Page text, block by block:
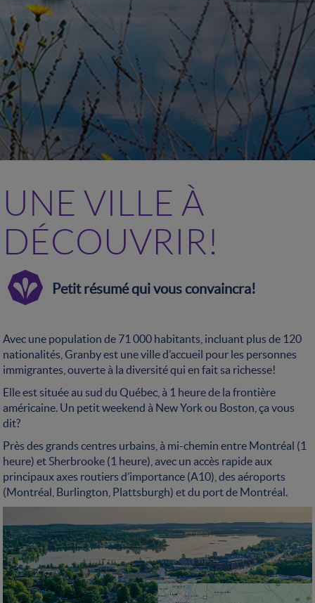
UNE VILLE À
DÉCOUVRIR!
Petit résumé qui vous convaincra!
Avec une population de 71 000 habitants, incluant plus de 120
nationalités, Granby est une ville d’accueil pour les personnes
immigrantes, ouverte à la diversité qui en fait sa richesse!
Elle est située au sud du Québec, à 1 heure de la frontière
américaine. Un petit weekend à New York ou Boston, ça vous
dit?
Près des grands centres urbains, à mi-chemin entre Montréal (1
heure) et Sherbrooke (1 heure), avec un accès rapide aux
principaux axes routiers d’importance (A10), des aéroports
(Montréal, Burlington, Plattsburgh) et du port de Montréal.